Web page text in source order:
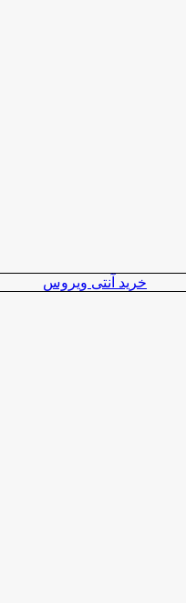
خرید آنتی ویروس